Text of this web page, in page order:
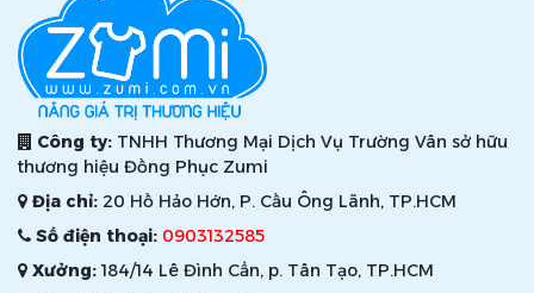
Công ty: TNHH Thương Mại Dịch Vụ Trường Vân sở hữu
thương hiệu Đồng Phục Zumi
Địa chỉ: 20 Hồ Hảo Hớn, P. Cầu Ông Lãnh, TP.HCM
Số điện thoại: 0903132585
Xưởng:184/14 Lê Đình Cẩn, p. Tân Tạo, TP.HCM